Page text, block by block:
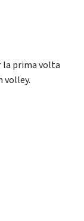
la prima volta
volley.